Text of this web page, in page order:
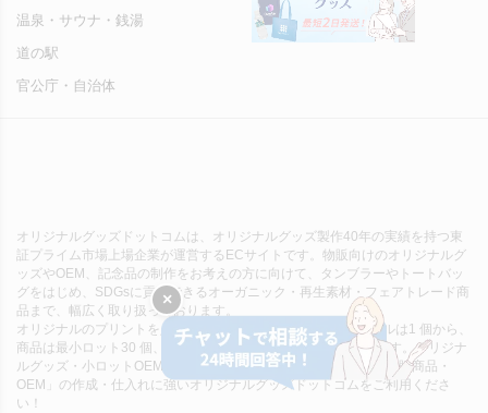
温泉・サウナ・銭湯
道の駅
官公庁・自治体
オリジナルグッズドットコムは、オリジナルグッズ製作40年の実績を持つ東
証プライム市場上場企業が運営するECサイトです。物販向けのオリジナルグ
ッズやOEM、記念品の制作をお考えの方に向けて、タンブラーやトートバッ
グをはじめ、SDGsに貢献できるオーガニック・再生素材・フェアトレード商
品まで、幅広く取り扱っております。
オリジナルのプリントを入れて最速2日で出荷OK！無地サンプルは1 個から、
商品は最小ロット30 個、一部商品は1 個 からご注文いただけます。オリジナ
ルグッズ・小ロットOEMや記念品の制作をご検討中の方は、「物販商品・
OEM」の作成・仕入れに強いオリジナルグッズドットコムをご利用くださ
い！
×